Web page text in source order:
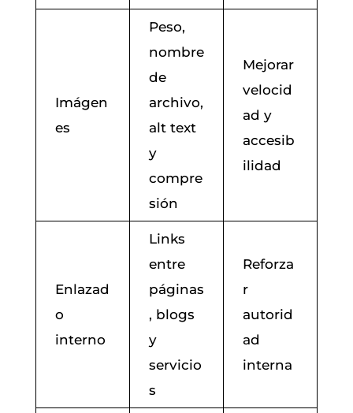
Imágen
es
Peso,
nombre
de
archivo,
alt text
y
compre
sión
Mejorar
velocid
ad y
accesib
ilidad
Enlazad
o
interno
Links
entre
páginas
, blogs
y
servicio
s
Reforza
r
autorid
ad
interna